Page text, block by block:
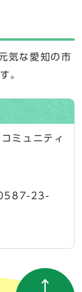
気な愛知の市
。
ミュニティ
23-